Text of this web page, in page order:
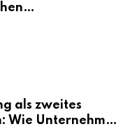
als zweites
Wie Unternehmen